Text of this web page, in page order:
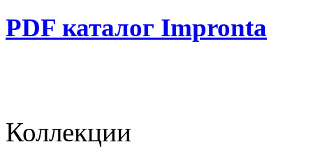
PDF каталог Impronta
Коллекции